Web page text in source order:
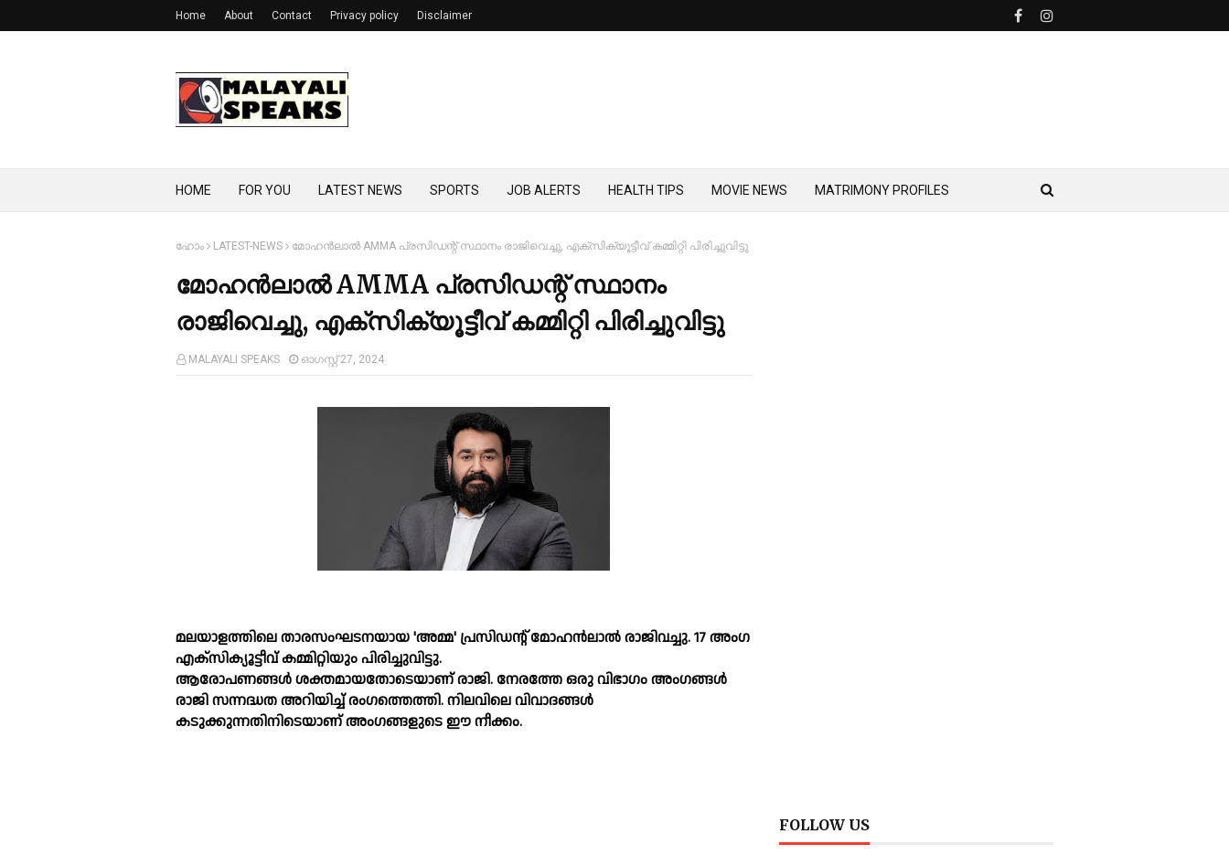
Home About Contact Privacy policy Disclaimer
HOME FOR YOU LATEST NEWS SPORTS JOB ALERTS HEALTH TIPS MOVIE NEWS MATRIMONY PROFILES
ഹോം LATEST-NEWS മോഹൻലാല്‍ AMMA പ്രസിഡന്റ് സ്ഥാനം രാജിവെച്ചു, എക്സിക്യൂട്ടീവ് കമ്മിറ്റി പിരിച്ചുവിട്ടു
മോഹൻലാല്‍ AMMA പ്രസിഡന്റ് സ്ഥാനം
രാജിവെച്ചു, എക്സിക്യൂട്ടീവ് കമ്മിറ്റി പിരിച്ചുവിട്ടു
MALAYALI SPEAKS ഓഗസ്റ്റ് 27, 2024
മലയാളത്തിലെ താരസംഘടനയായ 'അമ്മ' പ്രസിഡന്റ് മോഹൻലാല്‍ രാജിവച്ചു. 17 അംഗ
എക്സിക്യൂട്ടീവ് കമ്മിറ്റിയും പിരിച്ചുവിട്ടു.
ആരോപണങ്ങള്‍ ശക്തമായതോടെയാണ് രാജി. നേരത്തേ ഒരു വിഭാഗം അംഗങ്ങള്‍
രാജി സന്നദ്ധത അറിയിച്ച്‌ രംഗത്തെത്തി. നിലവിലെ വിവാദങ്ങള്‍
കടുക്കുന്നതിനിടെയാണ് അംഗങ്ങളുടെ ഈ നീക്കം.
FOLLOW US